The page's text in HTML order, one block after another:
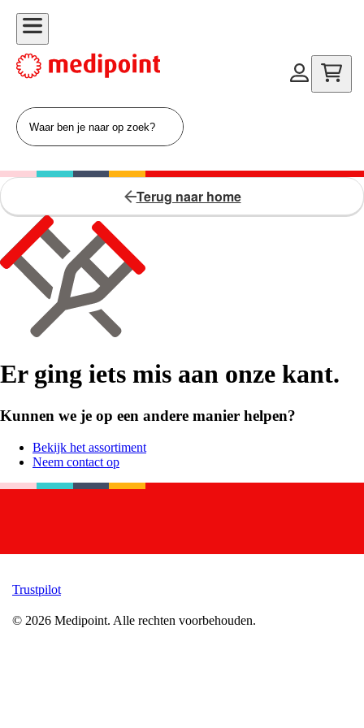
Terug naar home
Er ging iets mis aan onze kant.
Kunnen we je op een andere manier helpen?
Bekijk het assortiment
Neem contact op
Trustpilot
© 2026 Medipoint. Alle rechten voorbehouden.